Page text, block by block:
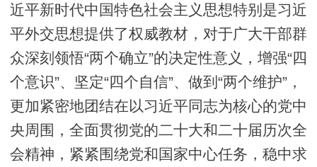
近平新时代中国特色社会主义思想特别是习近
平外交思想提供了权威教材，对于广大干部群
众深刻领悟“两个确立”的决定性意义，增强“四
个意识”、坚定“四个自信”、做到“两个维护”，
更加紧密地团结在以习近平同志为核心的党中
央周围，全面贯彻党的二十大和二十届历次全
会精神，紧紧围绕党和国家中心任务，稳中求